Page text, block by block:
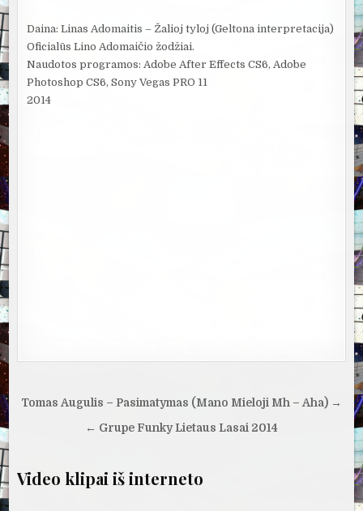
Daina: Linas Adomaitis – Žalioj tyloj (Geltona interpretacija)
Oficialūs Lino Adomaičio žodžiai.
Naudotos programos: Adobe After Effects CS6, Adobe
Photoshop CS6, Sony Vegas PRO 11
2014
Navigacija
Tomas Augulis – Pasimatymas (Mano Mieloji Mh – Aha) →
← Grupe Funky Lietaus Lasai 2014
Video klipai iš interneto